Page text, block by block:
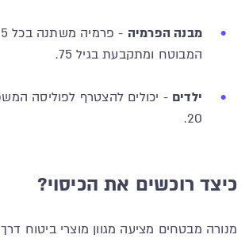
מבנה הפרמיה
המבוטח ומתקבעת בגיל 75.
ילדים - יכולים להצטרף לפוליסה
20.
כיצד רוכשים את הכיסוי?
מנורה מבטחים מציעה מגוון מוצרי ביטוח